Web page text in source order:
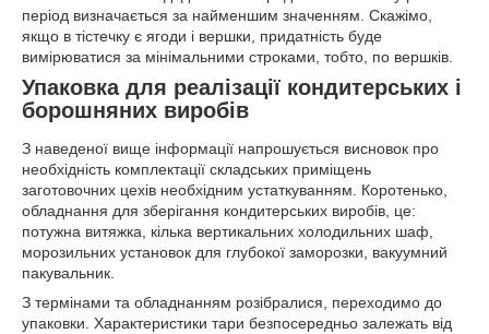
період визначається за найменшим значенням. Скажімо,
якщо в тістечку є ягоди і вершки, придатність буде
вимірюватися за мінімальними строками, тобто, по вершків.
Упаковка для реалізації кондитерських і
борошняних виробів
З наведеної вище інформації напрошується висновок про
необхідність комплектації складських приміщень
заготовочних цехів необхідним устаткуванням. Коротенько,
обладнання для зберігання кондитерських виробів, це:
потужна витяжка, кілька вертикальних холодильних шаф,
морозильних установок для глубокої заморозки, вакуумний
пакувальник.
З термінами та обладнанням розібралися, переходимо до
упаковки. Характеристики тари безпосередньо залежать від